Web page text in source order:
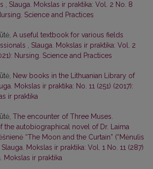
, Slauga. Mokslas ir praktika: Vol. 2 No. 8
Science and Practices
A useful textbook for various fields
, Slauga. Mokslas ir praktika: Vol. 2
Nursing. Science and Practices
New books in the Lithuanian Library of
Mokslas ir praktika: No. 11 (251) (2017):
ir praktika
The encounter of Three Muses.
the autobiographical novel of Dr. Laima
“The Moon and the Curtain” (“Mėnulis
Slauga. Mokslas ir praktika: Vol. 1 No. 11 (287)
Mokslas ir praktika